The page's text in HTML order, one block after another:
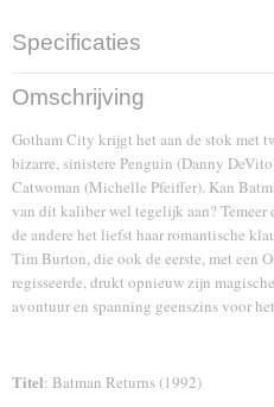
Specificaties
EAN code
7321931150002
Omschrijving
Gotham City krijgt het aan de stok met
bizarre, sinistere Penguin (Danny
Catwoman (Michelle Pfeiffer). Kan
van dit kaliber wel tegelijk aan?
de andere het liefst haar romantische
Tim Burton, die ook de eerste, met een
regisseerde, drukt opnieuw zijn
avontuur en spanning geenszins voor
Titel: Batman Returns (1992)